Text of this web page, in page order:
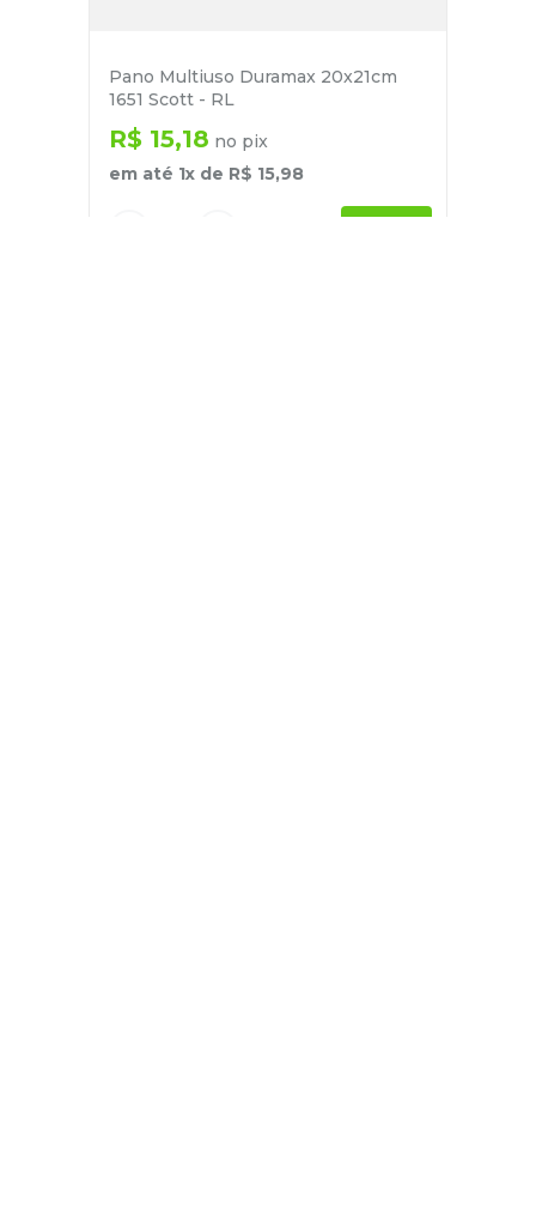
Pano Multiuso Duramax 20x21cm
1651 Scott - RL
R$ 15,18 no pix
em até 1x de R$ 15,98